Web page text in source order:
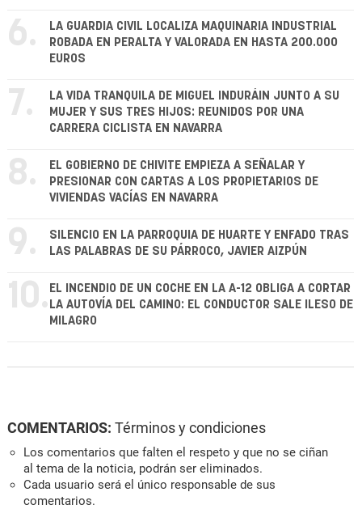
6.
LA GUARDIA CIVIL LOCALIZA MAQUINARIA INDUSTRIAL
ROBADA EN PERALTA Y VALORADA EN HASTA 200.000
EUROS
7.
LA VIDA TRANQUILA DE MIGUEL INDURÁIN JUNTO A SU
MUJER Y SUS TRES HIJOS: REUNIDOS POR UNA
CARRERA CICLISTA EN NAVARRA
8.
EL GOBIERNO DE CHIVITE EMPIEZA A SEÑALAR Y
PRESIONAR CON CARTAS A LOS PROPIETARIOS DE
VIVIENDAS VACÍAS EN NAVARRA
9.
SILENCIO EN LA PARROQUIA DE HUARTE Y ENFADO TRAS
LAS PALABRAS DE SU PÁRROCO, JAVIER AIZPÚN
10. EL INCENDIO DE UN COCHE EN LA A-12 OBLIGA A CORTAR
LA AUTOVÍA DEL CAMINO: EL CONDUCTOR SALE ILESO DE
MILAGRO
COMENTARIOS: Términos y condiciones
Los comentarios que falten el respeto y que no se ciñan
al tema de la noticia, podrán ser eliminados.
Cada usuario será el único responsable de sus
comentarios.